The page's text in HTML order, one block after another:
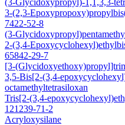
(3-Glycidoxypropyl)-1,1,3,3-
3-(2,3-
7422-52-8
(3-
2-(3,4-
65842-29-7
[3-
3,5-Bis[2-(3,4-
octamethyltetrasiloxan
Tris[2-(3,4-
121239-71-2
Acryloxysilane